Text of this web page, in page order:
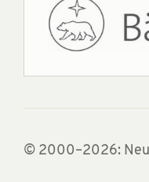
© 2000–2026: